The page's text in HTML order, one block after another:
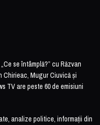
se întâmplă?” cu Răzvan
Chirieac, Mugur Ciuvică și
TV are peste 60 de emisiuni
analize politice, informații din